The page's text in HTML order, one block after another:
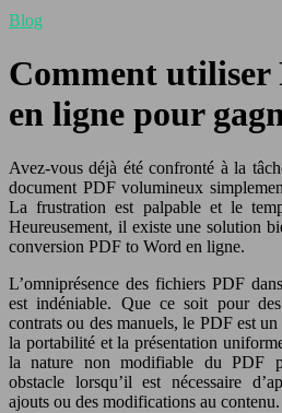
Blog
Comment utiliser
en ligne pour
Avez-vous déjà été confronté à la
document PDF volumineux
La frustration est palpable et le
Heureusement, il existe une solution
conversion PDF to Word en ligne.
L’omniprésence des fichiers PDF
est indéniable. Que ce soit pour
contrats ou des manuels, le PDF est
la portabilité et la présentation
la nature non modifiable du PDF
obstacle lorsqu’il est nécessaire
ajouts ou des modifications au contenu.